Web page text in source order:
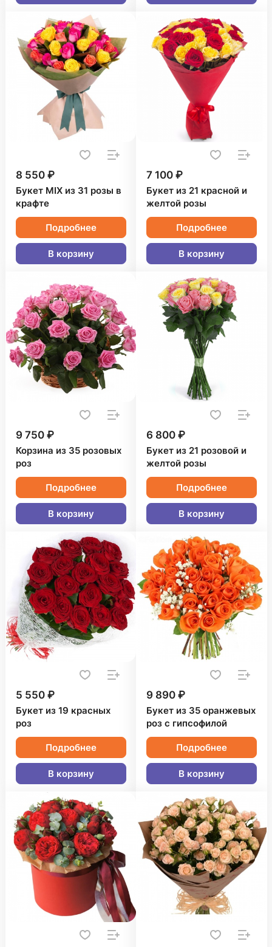
8 550 ₽
Букет MIX из 31 розы в
крафте
Подробнее
В корзину
7 100 ₽
Букет из 21 красной и
желтой розы
Подробнее
В корзину
9 750 ₽
Корзина из 35 розовых
роз
Подробнее
В корзину
6 800 ₽
Букет из 21 розовой и
желтой розы
Подробнее
В корзину
5 550 ₽
Букет из 19 красных
роз
Подробнее
В корзину
9 890 ₽
Букет из 35 оранжевых
роз с гипсофилой
Подробнее
В корзину